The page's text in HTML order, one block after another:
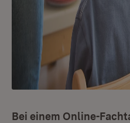
Bei einem Online-